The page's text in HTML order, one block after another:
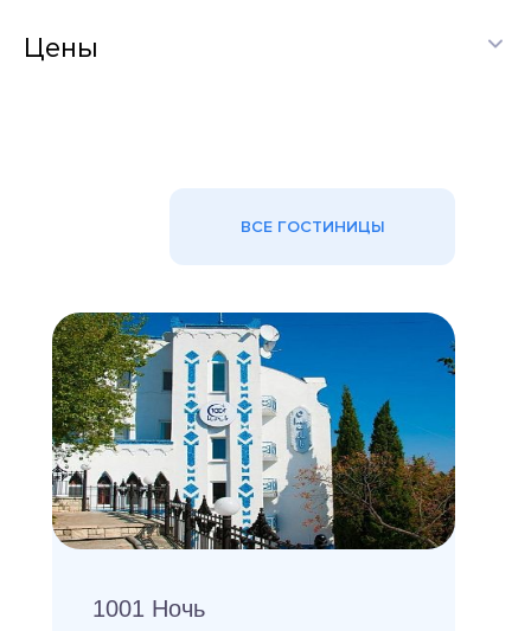
Цены
ВСЕ ГОСТИНИЦЫ
1001 Ночь